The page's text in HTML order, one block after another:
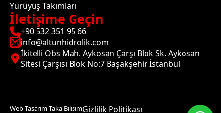
Yürüyüş Takımları
İletişime Geçin
+90 532 351 95 66
info@altunhidrolik.com
İkitelli Obs Mah. Aykosan Çarşı Blok Sk. Aykosan
Sitesi Çarşısı Blok No:7 Başakşehir İstanbul
Web Tasarım Taka BilişimGizlilik Politikası